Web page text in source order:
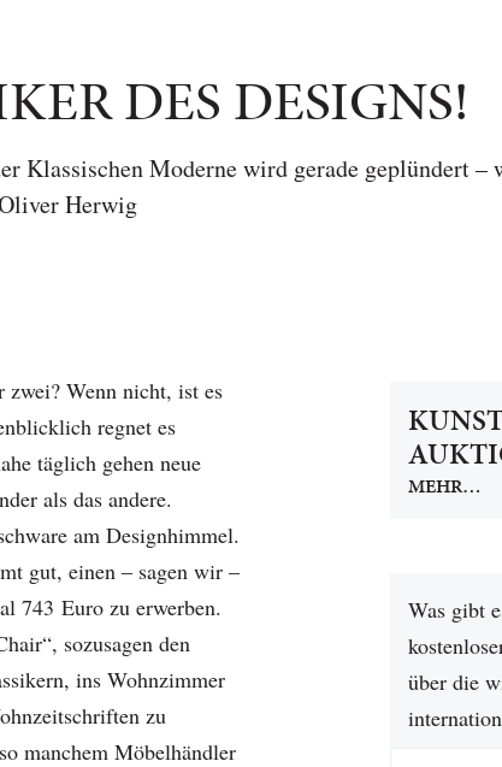
DES DESIGNS!
Klassischen Moderne wird gerade geplündert –
Herwig
zwei? Wenn nicht, ist es
regnet es
täglich gehen neue
als das andere.
am Designhimmel.
gut, einen – sagen wir –
743 Euro zu erwerben.
sozusagen den
ins Wohnzimmer
zu
manchem Möbelhändler
MEHR…
Was gibt
über die